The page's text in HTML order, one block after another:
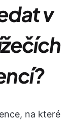
v
na které